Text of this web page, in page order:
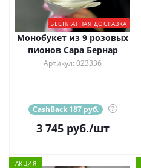
БЕСПЛАТНАЯ ДОСТАВКА
Монобукет из 9 розовых
пионов Сара Бернар
Артикул: 023336
CashBack 187 руб. ?
3 745руб./шт
АКЦИЯ